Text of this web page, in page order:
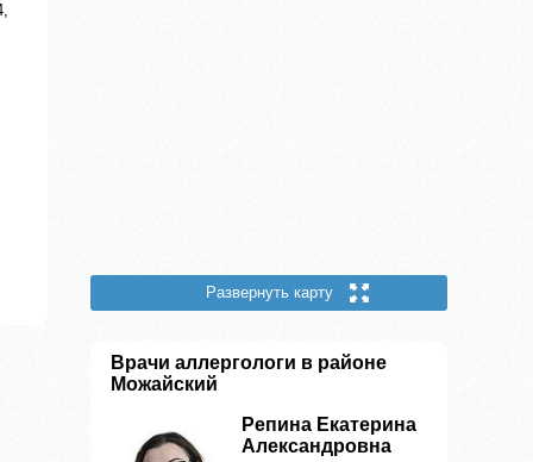
Развернуть карту
Врачи аллергологи в районе
Можайский
Репина Екатерина
Александровна